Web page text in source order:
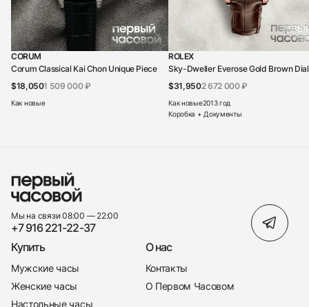
CORUM
Corum Classical Kai Chon Unique Piece
$18,0501 509 000 ₽
Как новые
ROLEX
Sky-Dweller Everose Gold Brown Dial
$31,9502 672 000 ₽
Как новые2013 год
Коробка + Документы
Мы на связи 08:00 — 22:00
+7 916 221-22-37
Купить
Мужские часы
Женские часы
Настольные часы
О нас
Контакты
О Первом Часовом